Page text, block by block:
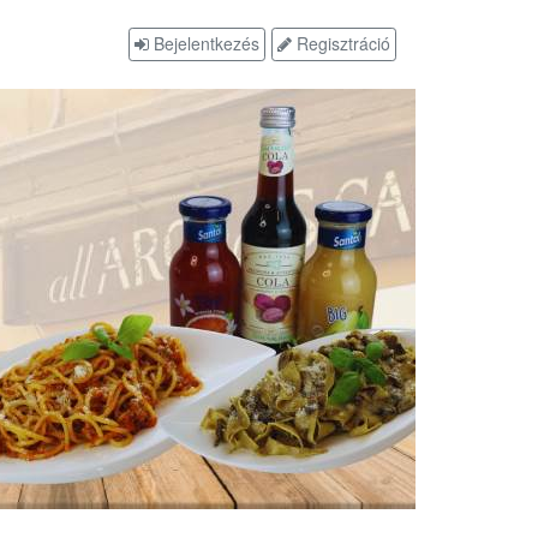
Bejelentkezés Regisztráció